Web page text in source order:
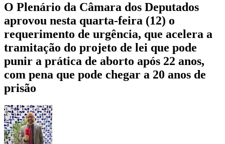
O Plenário da Câmara dos Deputados
aprovou nesta quarta-feira (12) o
requerimento de urgência, que acelera a
tramitação do projeto de lei que pode
punir a prática de aborto após 22 anos,
com pena que pode chegar a 20 anos de
prisão